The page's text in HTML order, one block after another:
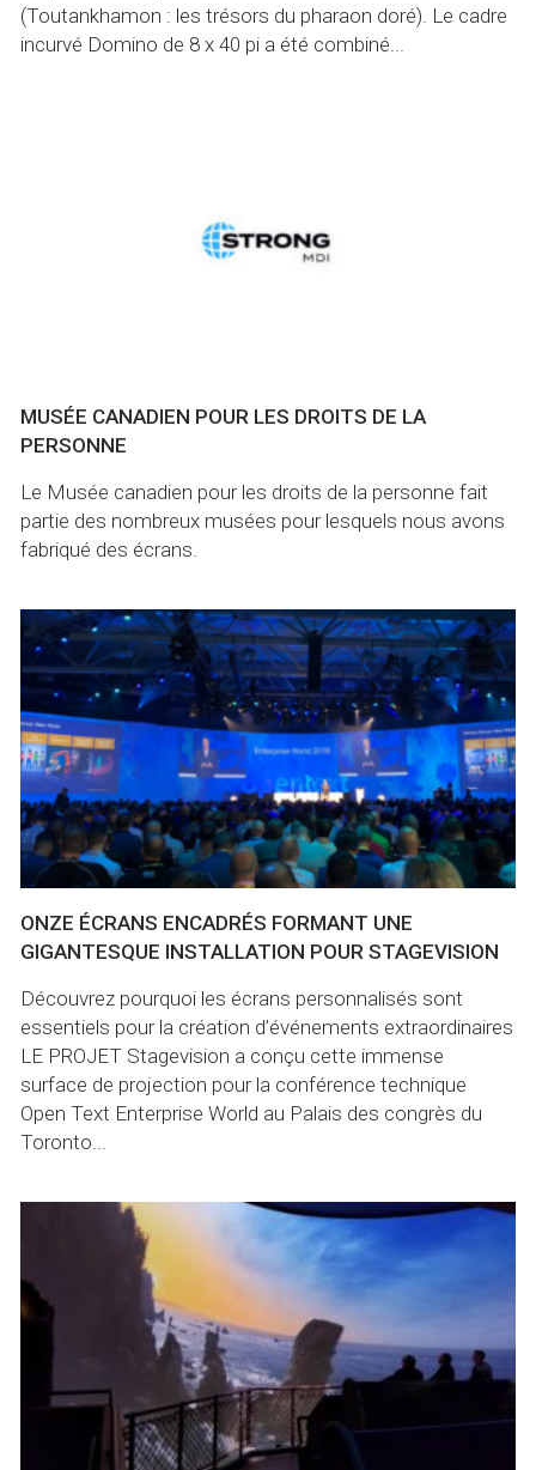
(Toutankhamon : les trésors du pharaon doré). Le cadre
incurvé Domino de 8 x 40 pi a été combiné...
MUSÉE CANADIEN POUR LES DROITS DE LA
PERSONNE
​Le Musée canadien pour les droits de la personne fait
partie des nombreux musées pour lesquels nous avons
fabriqué des écrans.
ONZE ÉCRANS ENCADRÉS FORMANT UNE
GIGANTESQUE INSTALLATION POUR STAGEVISION
Découvrez pourquoi les écrans personnalisés sont
essentiels pour la création d’événements extraordinaires
LE PROJET Stagevision a conçu cette immense
surface de projection pour la conférence technique
Open Text Enterprise World au Palais des congrès du
Toronto...